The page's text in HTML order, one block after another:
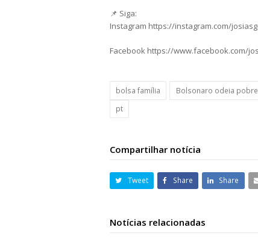
📌 Siga:
Instagram https://instagram.com/
Facebook https://www.facebook.com/
bolsa família Bolsonaro odeia pobre
pt
Compartilhar notícia
Tweet Share Share
Notícias relacionadas